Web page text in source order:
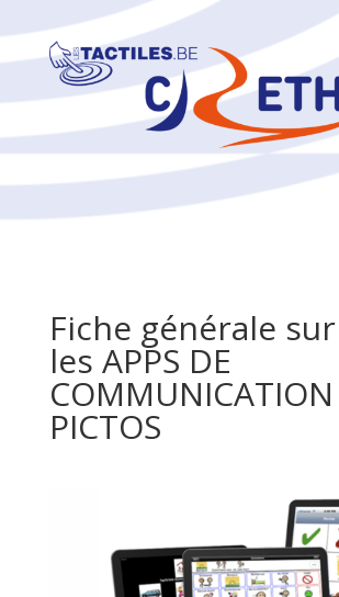
Fiche générale sur
les APPS DE
COMMUNICATION
PICTOS